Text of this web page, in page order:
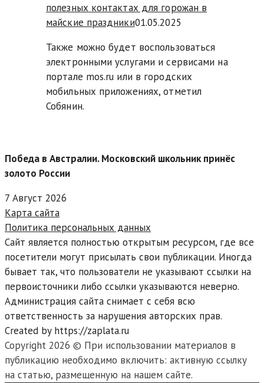
полезных контактах для горожан в
майские праздники01.05.2025
Также можно будет воспользоваться
электронными услугами и сервисами на
портале mos.ru или в городских
мобильных приложениях, отметил
Собянин.
Победа в Австралии. Московский школьник принёс
золото России
7 Август 2026
Карта сайта
Политика персональных данных
Сайт является полностью открытым ресурсом, где все
посетители могут присылать свои публикации. Иногда
бывает так, что пользователи не указывают ссылки на
первоисточники либо ссылки указываются неверно.
Администрация сайта снимает с себя всю
ответственность за нарушения авторских прав.
Created by https://zaplata.ru
Copyright 2026 © При использовании материалов в
публикацию необходимо включить: активную ссылку
на статью, размещенную на нашем сайте.